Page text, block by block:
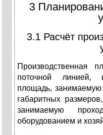
3
3.1 Расчёт
Производственная
поточной линией,
площадь, занимаемую
габаритных
занимаемую
оборудованием и